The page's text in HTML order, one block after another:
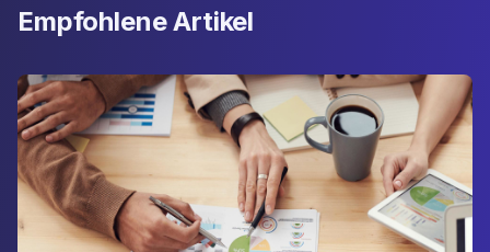
Empfohlene Artikel